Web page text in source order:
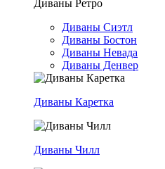
Диваны Ретро
Диваны Сиэтл
Диваны Бостон
Диваны Невада
Диваны Денвер
Диваны Каретка
Диваны Чилл